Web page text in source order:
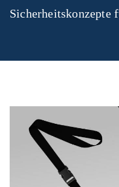
Sicherheitskonzepte